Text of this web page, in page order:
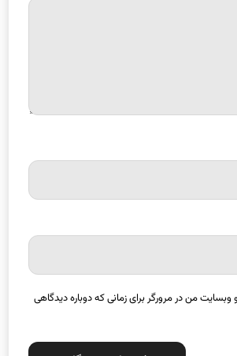
وبسایت من در مرورگر برای زمانی که دوباره دیدگاهی